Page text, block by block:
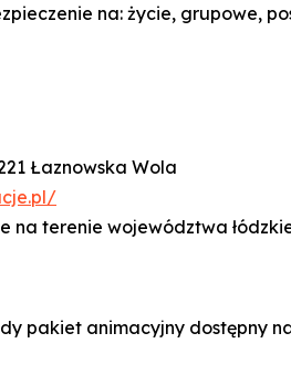
na: życie, grupowe,
Łaznowska Wola
na terenie województwa
pakiet animacyjny dostępny